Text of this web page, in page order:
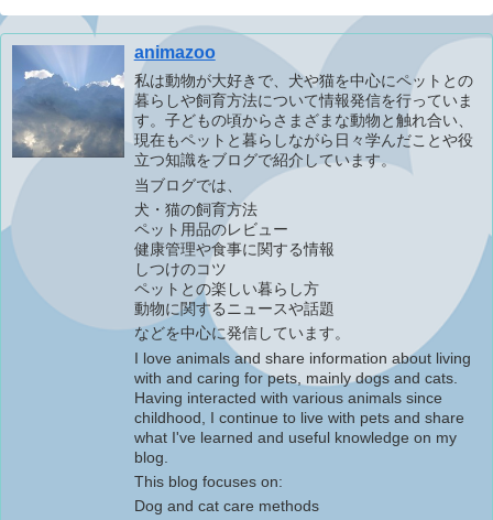
animazoo
私は動物が大好きで、犬や猫を中心にペットとの
暮らしや飼育方法について情報発信を行っていま
す。子どもの頃からさまざまな動物と触れ合い、
現在もペットと暮らしながら日々学んだことや役
立つ知識をブログで紹介しています。
当ブログでは、
犬・猫の飼育方法
ペット用品のレビュー
健康管理や食事に関する情報
しつけのコツ
ペットとの楽しい暮らし方
動物に関するニュースや話題
などを中心に発信しています。
I love animals and share information about living
with and caring for pets, mainly dogs and cats.
Having interacted with various animals since
childhood, I continue to live with pets and share
what I've learned and useful knowledge on my
blog.
This blog focuses on:
Dog and cat care methods